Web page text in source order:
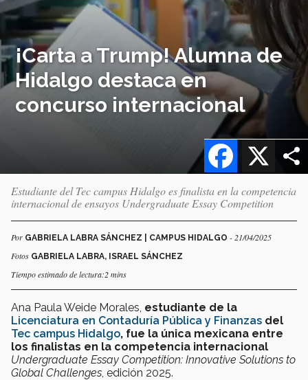
¡Carta a Trump! Alumna de
Hidalgo destaca en
concurso internacional
X
Facebook
Estudiante del Tec campus Hidalgo es finalista en la competencia
internacional de ensayos Undergraduate Essay Competition
Por GABRIELA LABRA SÁNCHEZ | CAMPUS HIDALGO - 21/04/2025
Fotos GABRIELA LABRA, ISRAEL SÁNCHEZ
Tiempo estimado de lectura:2 mins
Ana Paula Weide Morales, estudiante de la
Licenciatura en Contaduría Pública y Finanzas del
Tec campus Hidalgo, fue la única mexicana entre
los finalistas en la competencia internacional
Undergraduate Essay Competition: Innovative Solutions to
Global Challenges , edición 2025.